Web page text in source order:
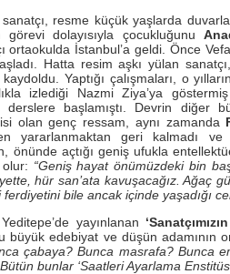
HATTAT HAMID AYTAÇ
resme küçük yaşlarda
görevi dolayısıyla çocukluğunu
ortaokulda İstanbul’a geldi. Önce
Hatta resim aşkı yülan
Yaptığı çalışmaları, o
izlediği Nazmi Ziya’ya
derslere başlamıştı. Devrin diğer
olan genç ressam, aynı zamanda
yararlanmaktan geri kalmadı
önünde açtığı geniş ufukla
olur: “Geniş hayat önümüzdeki bin
hür san’ata kavuşacağız. Ağaç
bile ancak içinde yaşadığı
yayınlanan
büyük edebiyat ve düşün adamının
çabaya? Bunca masrafa? Bunca
bunlar ‘Saatleri Ayarlama